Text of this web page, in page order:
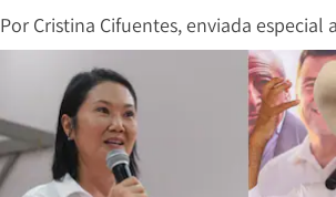
Por Cristina Cifuentes, enviada especial